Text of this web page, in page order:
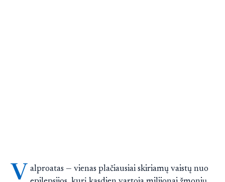
V alproatas — vienas plačiausiai skiriamų vaistų nuo